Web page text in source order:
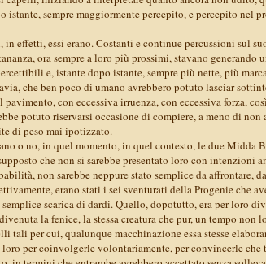
istante, sempre maggiormente percepito, e percepito nel
in effetti, essi erano. Costanti e continue percussioni sul
ora sempre a loro più prossimi, stavano
e, istante dopo istante, sempre più nette, più
che ben poco di umano avrebbero potuto lasciar
pavimento, con eccessiva irruenza, con eccessiva forza,
potuto riservarsi occasione di compiere, a meno di non
di peso mai ipotizzato.
o no, in quel momento, in quel contesto, le due Midda
che non si sarebbe presentato loro con intenzioni
non sarebbe neppure stato semplice da affrontare,
erano stati i sei sventurati della Progenie che
semplice scarica di dardi. Quello, dopotutto, era per loro
la fenice, la stessa creatura che pur, un tempo non
tali per cui, qualunque macchinazione essa stesse
loro per coinvolgerle volontariamente, per convincerle